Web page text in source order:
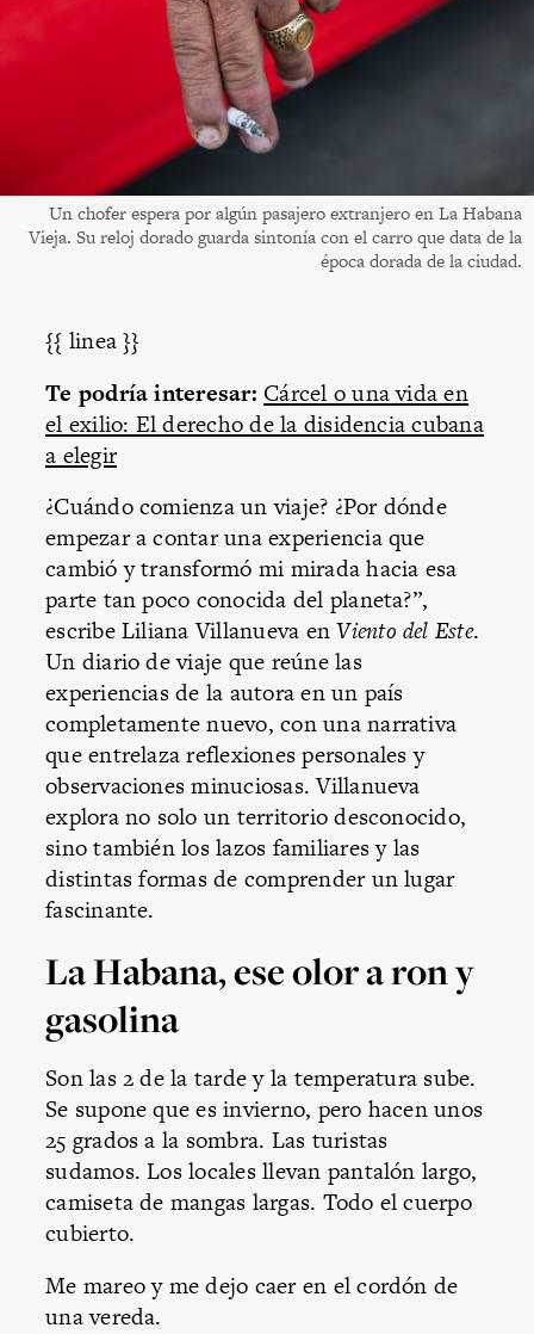
Un chofer espera por algún pasajero extranjero en La Habana
Vieja. Su reloj dorado guarda sintonía con el carro que data de la
época dorada de la ciudad.
{{ linea }}
Te podría interesar: Cárcel o una vida en
el exilio: El derecho de la disidencia cubana
a elegir
¿Cuándo comienza un viaje? ¿Por dónde
empezar a contar una experiencia que
cambió y transformó mi mirada hacia esa
parte tan poco conocida del planeta?”,
escribe Liliana Villanueva enViento del Este.
Un diario de viaje que reúne las
experiencias de la autora en un país
completamente nuevo, con una narrativa
que entrelaza reflexiones personales y
observaciones minuciosas. Villanueva
explora no solo un territorio desconocido,
sino también los lazos familiares y las
distintas formas de comprender un lugar
fascinante.
La Habana, ese olor a ron y
gasolina
Son las 2 de la tarde y la temperatura sube.
Se supone que es invierno, pero hacen unos
25 grados a la sombra. Las turistas
sudamos. Los locales llevan pantalón largo,
camiseta de mangas largas. Todo el cuerpo
cubierto.
Me mareo y me dejo caer en el cordón de
una vereda.